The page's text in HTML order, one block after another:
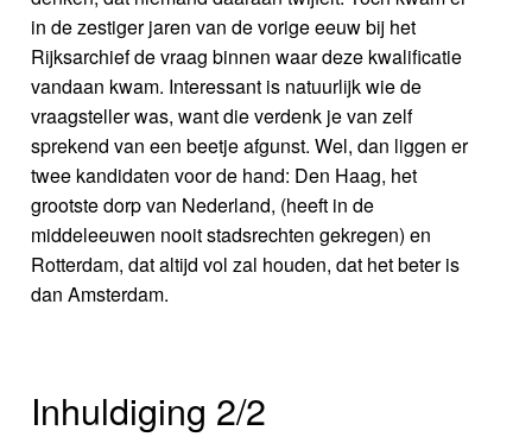
in de zestiger jaren van de vorige eeuw bij het
Rijksarchief de vraag binnen waar deze kwalificatie
vandaan kwam. Interessant is natuurlijk wie de
vraagsteller was, want die verdenk je van zelf
sprekend van een beetje afgunst. Wel, dan liggen er
twee kandidaten voor de hand: Den Haag, het
grootste dorp van Nederland, (heeft in de
middeleeuwen nooit stadsrechten gekregen) en
Rotterdam, dat altijd vol zal houden, dat het beter is
dan Amsterdam.
Inhuldiging 2/2